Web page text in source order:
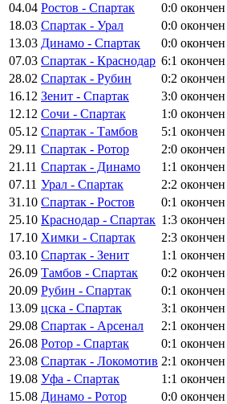
04.04 Ростов - Спартак 0:0 окончен
18.03 Спартак - Урал 0:0 окончен
13.03 Динамо - Спартак 0:0 окончен
07.03 Спартак - Краснодар 6:1 окончен
28.02 Спартак - Рубин 0:2 окончен
16.12 Зенит - Спартак 3:0 окончен
12.12 Сочи - Спартак 1:0 окончен
05.12 Спартак - Тамбов 5:1 окончен
29.11 Спартак - Ротор 2:0 окончен
21.11 Спартак - Динамо 1:1 окончен
07.11 Урал - Спартак 2:2 окончен
31.10 Спартак - Ростов 0:1 окончен
25.10 Краснодар - Спартак 1:3 окончен
17.10 Химки - Спартак 2:3 окончен
03.10 Спартак - Зенит 1:1 окончен
26.09 Тамбов - Спартак 0:2 окончен
20.09 Рубин - Спартак 0:1 окончен
13.09 цска - Спартак 3:1 окончен
29.08 Спартак - Арсенал 2:1 окончен
26.08 Ротор - Спартак 0:1 окончен
23.08 Спартак - Локомотив 2:1 окончен
19.08 Уфа - Спартак 1:1 окончен
15.08 Динамо - Ротор 0:0 окончен